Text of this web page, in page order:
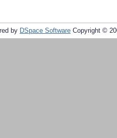
by DSpace Software Copyright ©